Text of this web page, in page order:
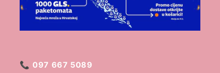
📞 097 667 5089